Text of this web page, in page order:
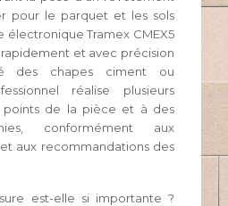
pour le parquet et les sols
électronique Tramex CMEX5
et avec précision
des chapes ciment ou
réalise plusieurs
points de la pièce et à des
conformément aux
aux recommandations des
est-elle si importante ?